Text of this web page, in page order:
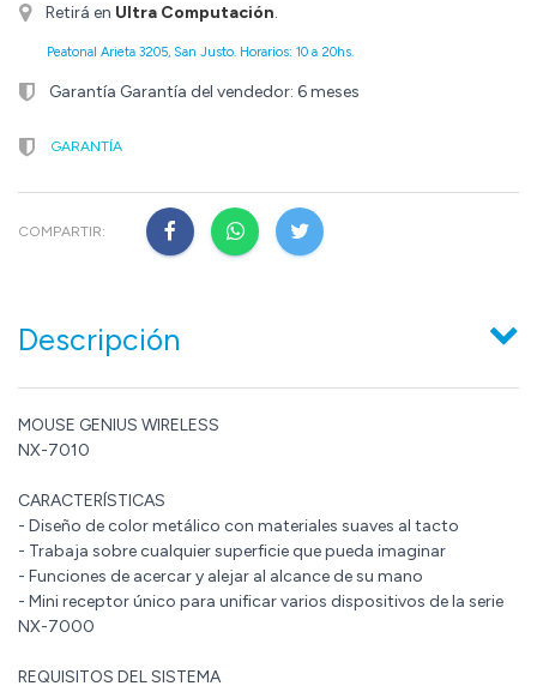
Retirá en Ultra Computación.
Peatonal Arieta 3205, San Justo. Horarios: 10 a 20hs.
Garantía Garantía del vendedor: 6 meses
GARANTÍA
COMPARTIR:
Descripción
MOUSE GENIUS WIRELESS
NX-7010
CARACTERÍSTICAS
- Diseño de color metálico con materiales suaves al tacto
- Trabaja sobre cualquier superficie que pueda imaginar
- Funciones de acercar y alejar al alcance de su mano
- Mini receptor único para unificar varios dispositivos de la serie
NX-7000
REQUISITOS DEL SISTEMA